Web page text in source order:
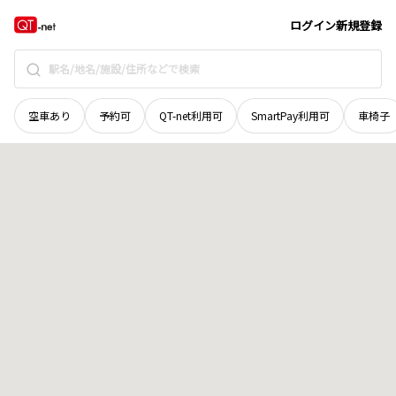
ログイン新規登録
空車あり 予約可 QT-net利用可 SmartPay利用可 車椅子
栃木県